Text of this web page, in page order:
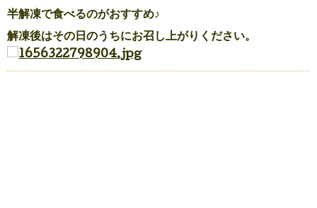
半解凍で食べるのがおすすめ♪
解凍後はその日のうちにお召し上がりください。